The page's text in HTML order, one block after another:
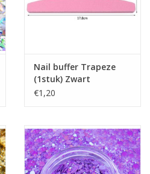
Nail buffer Trapeze
(1stuk) Zwart
€1,20